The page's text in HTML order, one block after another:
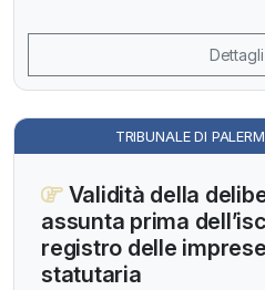
Dettagli
TRIBUNALE DI
Validità della
assunta prima
registro delle
statutaria